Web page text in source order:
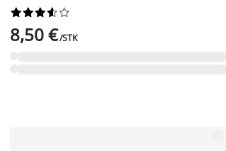






8,50 €/STK